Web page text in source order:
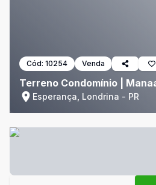
Cód: 10254 Venda
Terreno Condomínio |
Esperança, Londrina - PR